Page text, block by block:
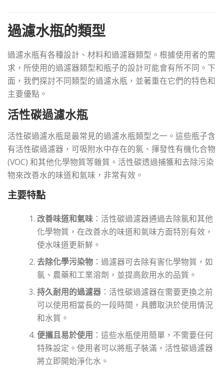
過濾水瓶的類型
過濾水瓶有各種設計、材料和過濾器類型。根據使用者的需
求，所使用的過濾器類型和瓶子的設計可能會有所不同。下
面，我們探討不同類型的過濾水瓶，並著重在它們的特色和
主要優點。
活性碳過濾水瓶
活性碳過濾水瓶是最常見的過濾水瓶類型之一。這些瓶子含
有活性碳過濾器，可吸附水中存在的氯、揮發性有機化合物
(VOC) 和其他化學物質等雜質。活性碳透過捕獲和去除污染
物來改善水的味道和氣味，非常有效。
主要特點
改善味道和氣味 ：活性碳過濾器通過去除氯和其他
化學物質，在改善水的味道和氣味方面特別有效，
使水味道更新鮮。
去除化學污染物 ：過濾器可去除有害化學物質，如
氯、農藥和工業溶劑，並提高飲用水的品質。
持久耐用的過濾器 ：活性碳過濾器在需要更換之前
可以使用相當長的一段時間，具體取決於使用情況
和水質。
便攜且易於使用 ：這些水瓶使用簡單，不需要任何
特殊設定。使用者可以將瓶子裝滿，活性碳過濾器
將立即開始淨化水。